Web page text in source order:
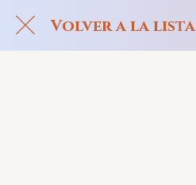
Volver a la lista